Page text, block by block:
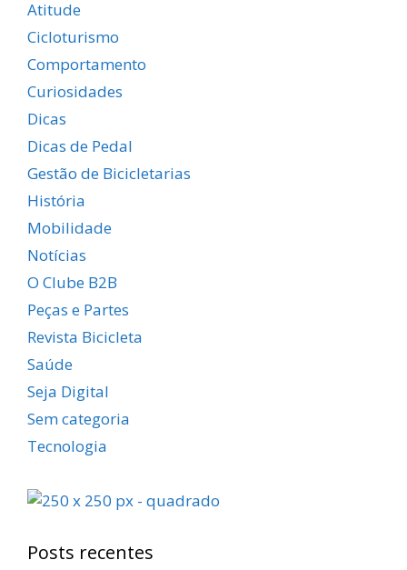
Atitude
Cicloturismo
Comportamento
Curiosidades
Dicas
Dicas de Pedal
Gestão de Bicicletarias
História
Mobilidade
Notícias
O Clube B2B
Peças e Partes
Revista Bicicleta
Saúde
Seja Digital
Sem categoria
Tecnologia
Posts recentes